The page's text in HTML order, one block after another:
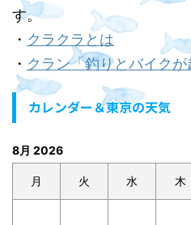
す。
・ クラクラとは
・ クラン「釣りとバイク
カレンダー＆東京の天気
8月 2026
月 火 水 木